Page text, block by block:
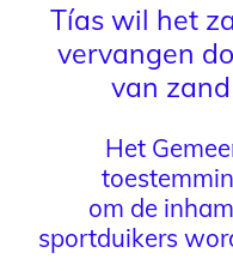
Tías wil het
vervangen
van
Het
om de
sportduikers